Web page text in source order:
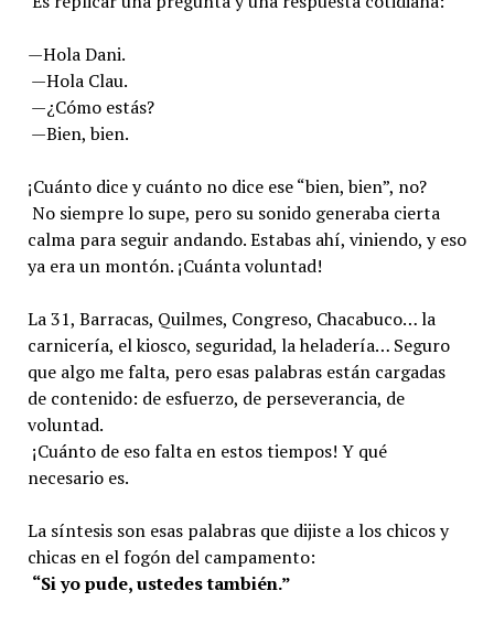
—Hola Dani.
—Hola Clau.
—¿Cómo estás?
—Bien, bien.
¡Cuánto dice y cuánto no dice ese “bien, bien”, no?
No siempre lo supe, pero su sonido generaba cierta
calma para seguir andando. Estabas ahí, viniendo, y eso
ya era un montón. ¡Cuánta voluntad!
La 31, Barracas, Quilmes, Congreso, Chacabuco… la
carnicería, el kiosco, seguridad, la heladería… Seguro
que algo me falta, pero esas palabras están cargadas
de contenido: de esfuerzo, de perseverancia, de
voluntad.
¡Cuánto de eso falta en estos tiempos! Y qué
necesario es.
La síntesis son esas palabras que dijiste a los chicos y
chicas en el fogón del campamento:
“Si yo pude, ustedes también.”